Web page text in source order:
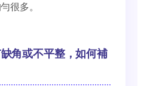
很多。
角或不平整，如何補